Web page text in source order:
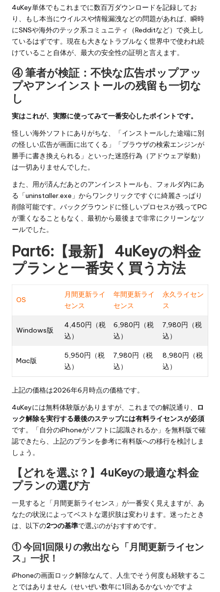
4uKey単体でもこれまでに数百万ダウンロードを記録してお
り、もし本当にウイルスや情報漏洩などの問題があれば、瞬時
にSNSや海外のテック系コミュニティ（Redditなど）で炎上し
ているはずです。現在も大きなトラブルなく世界中で使われ続
けていること自体が、最大の安全性の証明と言えます。
④ 筆者が検証：不快な広告ポップアッ
プやアンインストールの残留も一切な
し
実はこれが、実際に使ってみて一番安心したポイントです。
怪しい海外ソフトにありがちな、「インストールした途端に別
の怪しい広告が画面に出てくる」「ブラウザの検索エンジンが
勝手に書き換えられる」といった迷惑行為（アドウェア挙動）
は一切ありませんでした。
また、用が済んだあとのアンインストールも、フォルダ内にあ
る「uninstaller.exe」からワンクリックですぐに綺麗さっぱり
削除可能です。バックグラウンドに怪しいプロセスが残ってPC
が重くなることもなく、最初から最後まで非常にクリーンなツ
ールでした。
Part6:【最新】 4uKeyの料金
プランと一番安く買う方法
OS
月間更新ライ
センス
年間更新ライ
センス
永久ライセン
ス
Windows版
4,450円（税
込）
6,980円（税
込）
7,980円（税
込）
Mac版
5,950円（税
込）
7,980円（税
込）
8,980円（税
込）
上記の価格は2026年6月時点の価格です。
4uKeyには無料体験版がありますが、これまでの解説通り、
ロ
ック解除を実行する最後のステップには有料ライセンスが必須
です。「自分のiPhoneがソフトに認識されるか」を無料版で確
認できたら、上記のプランを参考に有料版への移行を検討しま
しょう。
【どれを選ぶ？】4uKeyの最適な料金
プランの選び方
一見すると「月間更新ライセンス」が一番安く見えますが、あ
なたの状況によってベストな選択肢は変わります。迷ったとき
は、以下の2つの基準で選ぶのがおすすめです。
① 今回1回限りの救出なら「月間更新ライセン
ス」一択！
iPhoneの画面ロック解除なんて、人生でそう何度も経験するこ
とではありません（せいぜい数年に1回あるかないかですよ